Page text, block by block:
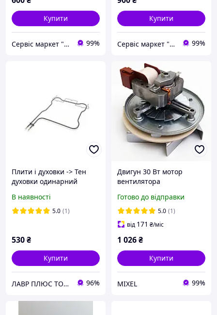
Купити
Сервіс маркет "PRO100DIY" Запчастини для побутової техніки в Україні 99%
Купити
Сервіс маркет "PRO100DIY" Запчастини для побутової техніки в Україні 99%
Плити і духовки -> Тен
духовки одинарний
В наявності
5.0 (1)
530₴
Купити
ЛАВР ПЛЮС ТОВ Запчастини та витратні матеріали для ремонту побутової техніки 96%
Двигун 30 Вт мотор
вентилятора
духовки печі,
універсальний
Готово до відправки
5.0 (1)
від 171 ₴/міс
1 026₴
Купити
MIXEL 99%